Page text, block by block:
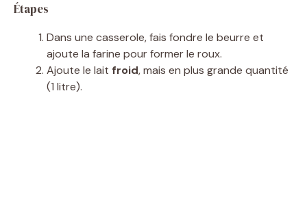
Étapes
Dans une casserole, fais fondre le beurre et
ajoute la farine pour former le roux.
Ajoute le lait froid, mais en plus grande quantité
(1 litre).